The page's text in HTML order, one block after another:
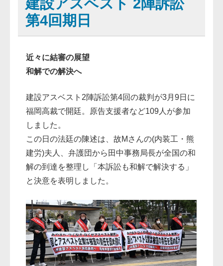
建設アスベスト 2陣訴訟
第4回期日
近々に結審の展望
和解での解決へ
建設アスベスト2陣訴訟第4回の裁判が3月9日に
福岡高裁で開廷。原告支援者など109人が参加
しました。
この日の法廷の陳述は、故Mさんの(内装工・熊
建労)夫人、弁護団から田中事務局長が全国の和
解の到達を整理し「本訴訟も和解で解決する」
と決意を表明しました。